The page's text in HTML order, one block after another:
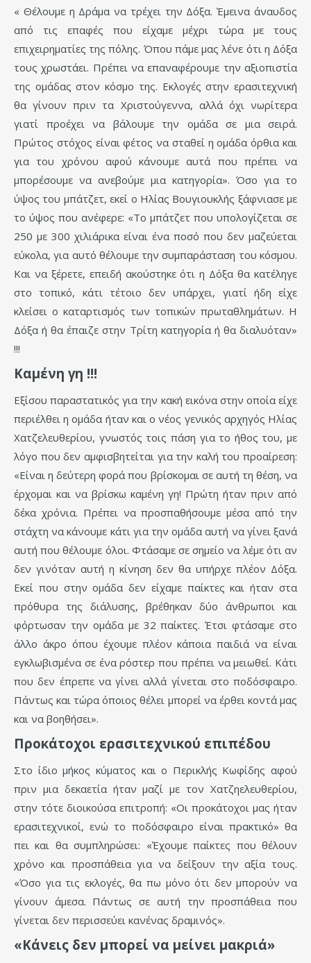
« Θέλουμε η Δράμα να τρέχει την Δόξα. Έμεινα άναυδος
από τις επαφές που είχαμε μέχρι τώρα με τους
επιχειρηματίες της πόλης. Όπου πάμε μας λένε ότι η Δόξα
τους χρωστάει. Πρέπει να επαναφέρουμε την αξιοπιστία
της ομάδας στον κόσμο της. Εκλογές στην ερασιτεχνική
θα γίνουν πριν τα Χριστούγεννα, αλλά όχι νωρίτερα
γιατί προέχει να βάλουμε την ομάδα σε μια σειρά.
Πρώτος στόχος είναι φέτος να σταθεί η ομάδα όρθια και
για του χρόνου αφού κάνουμε αυτά που πρέπει να
μπορέσουμε να ανεβούμε μια κατηγορία». Όσο για το
ύψος του μπάτζετ, εκεί ο Ηλίας Βουγιουκλής ξάφνιασε με
το ύψος που ανέφερε: «Το μπάτζετ που υπολογίζεται σε
250 με 300 χιλιάρικα είναι ένα ποσό που δεν μαζεύεται
εύκολα, για αυτό θέλουμε την συμπαράσταση του κόσμου.
Και να ξέρετε, επειδή ακούστηκε ότι η Δόξα θα κατέληγε
στο τοπικό, κάτι τέτοιο δεν υπάρχει, γιατί ήδη είχε
κλείσει ο καταρτισμός των τοπικών πρωταθλημάτων. Η
Δόξα ή θα έπαιζε στην Τρίτη κατηγορία ή θα διαλυόταν»
!!!
Καμένη γη !!!
Εξίσου παραστατικός για την κακή εικόνα στην οποία είχε
περιέλθει η ομάδα ήταν και ο νέος γενικός αρχηγός Ηλίας
Χατζελευθερίου, γνωστός τοις πάση για το ήθος του, με
λόγο που δεν αμφισβητείται για την καλή του προαίρεση:
«Είναι η δεύτερη φορά που βρίσκομαι σε αυτή τη θέση, να
έρχομαι και να βρίσκω καμένη γη! Πρώτη ήταν πριν από
δέκα χρόνια. Πρέπει να προσπαθήσουμε μέσα από την
στάχτη να κάνουμε κάτι για την ομάδα αυτή να γίνει ξανά
αυτή που θέλουμε όλοι. Φτάσαμε σε σημείο να λέμε ότι αν
δεν γινόταν αυτή η κίνηση δεν θα υπήρχε πλέον Δόξα.
Εκεί που στην ομάδα δεν είχαμε παίκτες και ήταν στα
πρόθυρα της διάλυσης, βρέθηκαν δύο άνθρωποι και
φόρτωσαν την ομάδα με 32 παίκτες. Έτσι φτάσαμε στο
άλλο άκρο όπου έχουμε πλέον κάποια παιδιά να είναι
εγκλωβισμένα σε ένα ρόστερ που πρέπει να μειωθεί. Κάτι
που δεν έπρεπε να γίνει αλλά γίνεται στο ποδόσφαιρο.
Πάντως και τώρα όποιος θέλει μπορεί να έρθει κοντά μας
και να βοηθήσει».
Προκάτοχοι ερασιτεχνικού επιπέδου
Στο ίδιο μήκος κύματος και ο Περικλής Κωφίδης αφού
πριν μια δεκαετία ήταν μαζί με τον Χατζηελευθερίου,
στην τότε διοικούσα επιτροπή: «Οι προκάτοχοι μας ήταν
ερασιτεχνικοί, ενώ το ποδόσφαιρο είναι πρακτικό» θα
πει και θα συμπληρώσει: «Έχουμε παίκτες που θέλουν
χρόνο και προσπάθεια για να δείξουν την αξία τους.
«Όσο για τις εκλογές, θα πω μόνο ότι δεν μπορούν να
γίνουν άμεσα. Πάντως σε αυτή την προσπάθεια που
γίνεται δεν περισσεύει κανένας δραμινός».
«Κάνεις δεν μπορεί να μείνει μακριά»